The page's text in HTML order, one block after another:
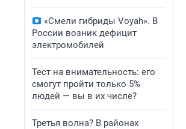
«Смели гибриды Voyah». В
России возник дефицит
электромобилей
Тест на внимательность: его
смогут пройти только 5%
людей — вы в их числе?
Третья волна? В районах